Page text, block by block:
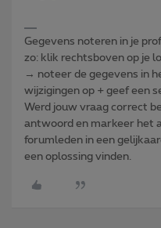
Gegevens noteren in je
zo: klik rechtsboven op je
→ noteer de gegevens in
wijzigingen op + geef een
Werd jouw vraag correct
antwoord en markeer het
forumleden in een
een oplossing vinden.